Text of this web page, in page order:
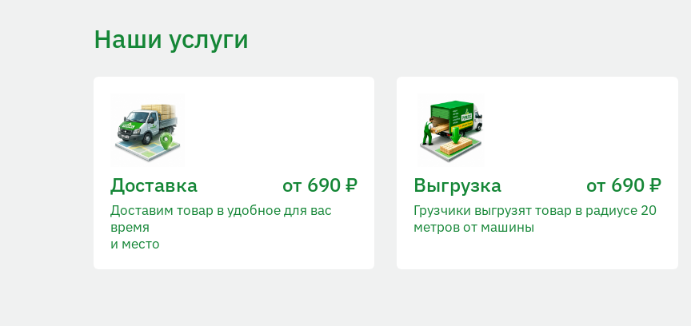
Наши услуги
Доставка от 690 ₽
Доставим товар в удобное для вас
время
и место
Выгрузка от 690 ₽
Грузчики выгрузят товар в радиусе 20
метров от машины